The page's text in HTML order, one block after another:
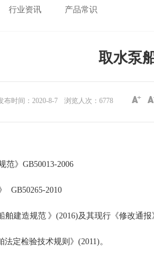
行业资讯 产品常识
取水泵
布时间：2020-8-7 浏览人次： 6778
范》 GB50013-2006
GB50265-2010
舶建造规范 》 (2016)及其现行《修改通报
法定检验技术规则》 (2011)。